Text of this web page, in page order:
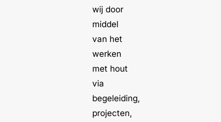
wij door
middel
van het
werken
met hout
via
begeleiding,
projecten,